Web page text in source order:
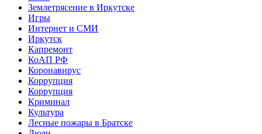
Землетрясение в Иркутске
Игры
Интернет и СМИ
Иркутск
Капремонт
КоАП РФ
Коронавирус
Коррупция
Коррупция
Криминал
Культура
Лесные пожары в Братске